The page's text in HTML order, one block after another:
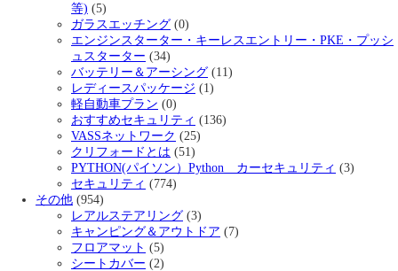
等) (5)
ガラスエッチング (0)
エンジンスターター・キーレスエントリー・PKE・プッシ
ュスターター (34)
バッテリー＆アーシング (11)
レディースパッケージ (1)
軽自動車プラン (0)
おすすめセキュリティ (136)
VASSネットワーク (25)
クリフォードとは (51)
PYTHON(パイソン）Python カーセキュリティ (3)
セキュリティ (774)
その他 (954)
レアルステアリング (3)
キャンピング＆アウトドア (7)
フロアマット (5)
シートカバー (2)